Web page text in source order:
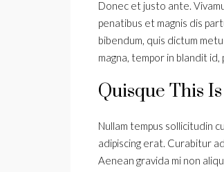
Donec et justo ante.
penatibus et magnis dis
bibendum, quis dictum
magna, tempor in blandit
Quisque This
Nullam tempus sollicitudin
adipiscing erat. Curabitur
Aenean gravida mi non